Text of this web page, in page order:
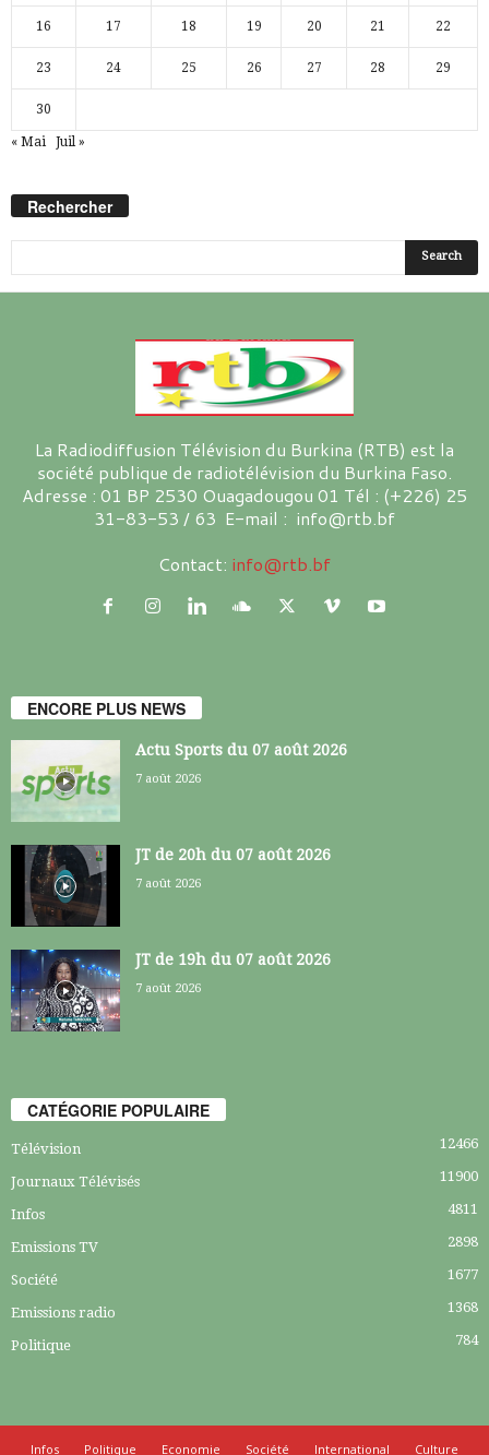
16 17 18 19 20 21 22
23 24 25 26 27 28 29
30
« Mai Juil »
Rechercher
La Radiodiffusion Télévision du Burkina (RTB) est la
société publique de radiotélévision du Burkina Faso.
Adresse : 01 BP 2530 Ouagadougou 01 Tél : (+226) 25
31-83-53 / 63 E-mail : info@rtb.bf
Contact: info@rtb.bf
ENCORE PLUS NEWS
Actu Sports du 07 août 2026
7 août 2026
JT de 20h du 07 août 2026
7 août 2026
JT de 19h du 07 août 2026
7 août 2026
CATÉGORIE POPULAIRE
Télévision 12466
Journaux Télévisés 11900
Infos 4811
Emissions TV 2898
Société 1677
Emissions radio 1368
Politique 784
Infos Politique Economie Société International Culture